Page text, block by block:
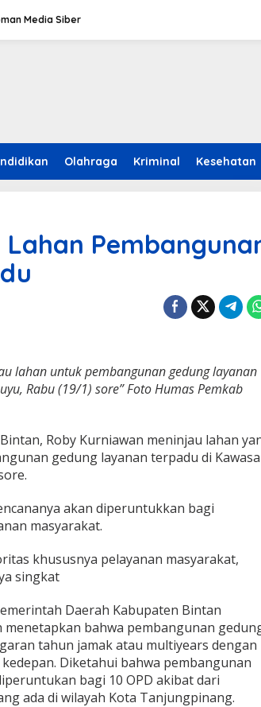
Media Siber
Olahraga Kriminal Kesehatan
lahan untuk pembangunan gedung layanan
Rabu (19/1) sore” Foto Humas Pemkab
Roby Kurniawan meninjau lahan
gedung layanan terpadu di
akan diperuntukkan bagi
masyarakat.
khususnya pelayanan masyarakat,
singkat
Daerah Kabupaten Bintan
bahwa pembangunan
tahun jamak atau multiyears dengan
Diketahui bahwa pembangunan
bagi 10 OPD akibat dari
ada di wilayah Kota Tanjungpinang.